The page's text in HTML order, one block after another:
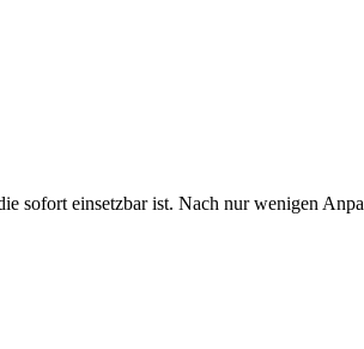
sofort einsetzbar ist. Nach nur wenigen